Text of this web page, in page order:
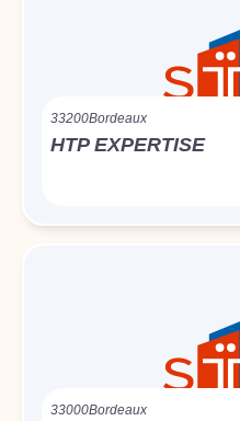
33200Bordeaux
HTP EXPERTISE
33000Bordeaux